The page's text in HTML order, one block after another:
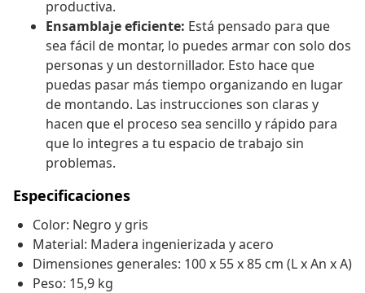
productiva.
Ensamblaje eficiente: Está pensado para que
sea fácil de montar, lo puedes armar con solo dos
personas y un destornillador. Esto hace que
puedas pasar más tiempo organizando en lugar
de montando. Las instrucciones son claras y
hacen que el proceso sea sencillo y rápido para
que lo integres a tu espacio de trabajo sin
problemas.
Especificaciones
Color: Negro y gris
Material: Madera ingenierizada y acero
Dimensiones generales: 100 x 55 x 85 cm (L x An x A)
Peso: 15,9 kg